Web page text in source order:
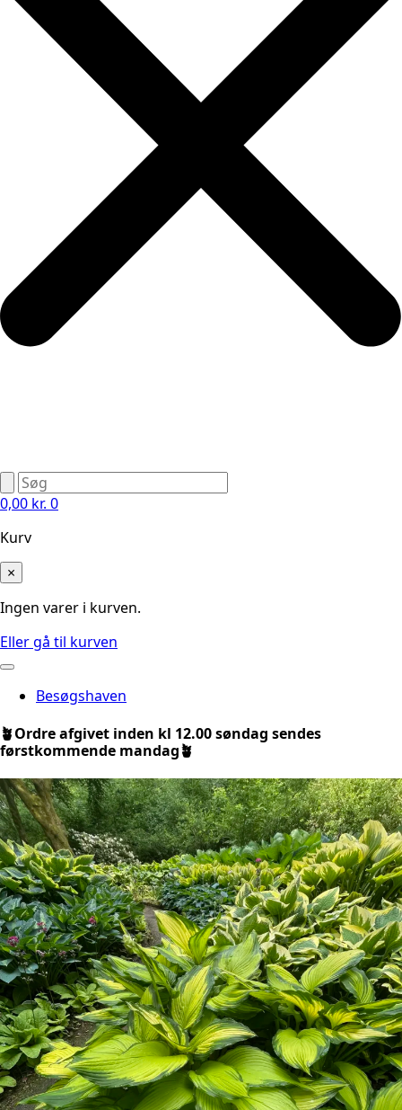
0,00 kr. 0
Kurv
×
Ingen varer i kurven.
Eller gå til kurven
Besøgshaven
🪴Ordre afgivet inden kl 12.00 søndag sendes
førstkommende mandag🪴